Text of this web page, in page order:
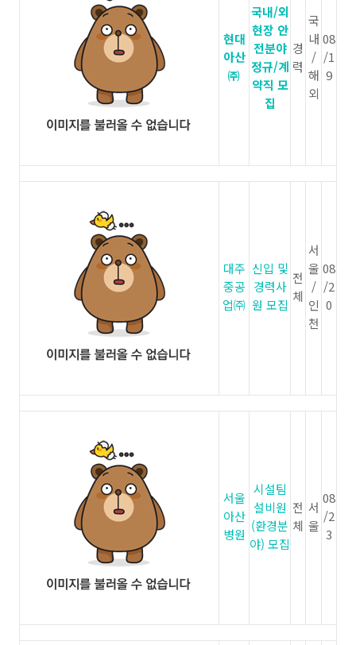
현대
아산
㈜
국내/외
현장 안
전분야
정규/계
약직 모
집
경
력
국
내
/
해
외
08
/1
9
대주
중공
업㈜
신입 및
경력사
원 모집
전
체
서
울
/
인
천
08
/2
0
서울
아산
병원
시설팀
설비원
(환경분
야) 모집
전
체
서
울
08
/2
3